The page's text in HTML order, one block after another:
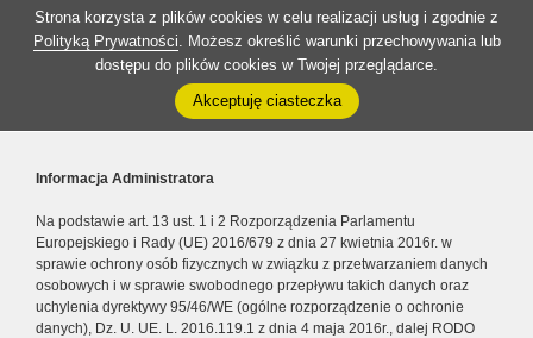
Strona korzysta z plików cookies w celu realizacji usług i zgodnie z
Polityką Prywatności. Możesz określić warunki przechowywania lub
dostępu do plików cookies w Twojej przeglądarce.
Akceptuję ciasteczka
Informacja Administratora
Na podstawie art. 13 ust. 1 i 2 Rozporządzenia Parlamentu
Europejskiego i Rady (UE) 2016/679 z dnia 27 kwietnia 2016r. w
sprawie ochrony osób fizycznych w związku z przetwarzaniem danych
osobowych i w sprawie swobodnego przepływu takich danych oraz
uchylenia dyrektywy 95/46/WE (ogólne rozporządzenie o ochronie
danych), Dz. U. UE. L. 2016.119.1 z dnia 4 maja 2016r., dalej RODO